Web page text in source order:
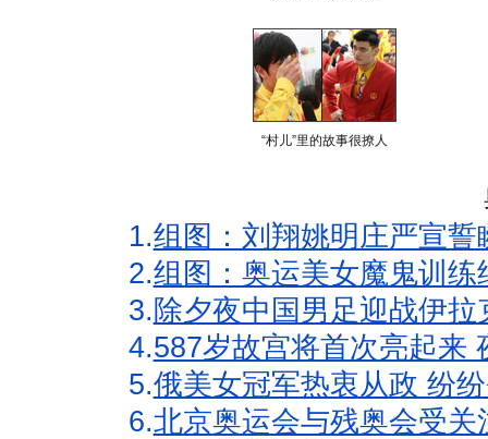
“村儿”里的故事很撩人
1.组图：刘翔姚明庄严宣
2.组图：奥运美女魔鬼训
3. 除夕夜中国男足迎战伊
4.587岁故宫将首次亮起来
5.俄美女冠军热衷从政 纷
6.北京奥运会与残奥会受